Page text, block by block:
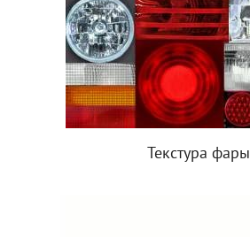
Текстура фары